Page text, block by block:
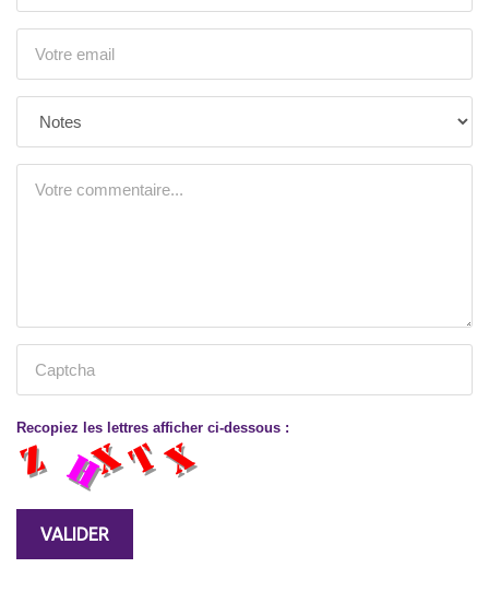
Recopiez les lettres afficher ci-dessous :